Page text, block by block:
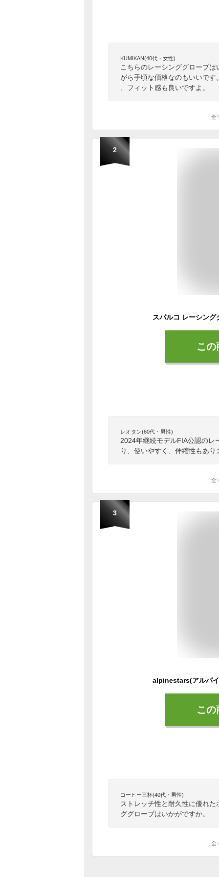
KUMIKAN(40代・女性)
こちらのレーシンググローブ
がら手頃な価格なのもいいで
、フィット感も良いですよ。
全
2
こ
レオタン(60代・男性)
2024年継続モデルFIA公認のレ
り、使いやすく、伸縮性もあ
全
3
こ
コーヒー三杯(40代・男性)
ストレッチ性と耐久性に優れ
ググローブはいかがですか。
全